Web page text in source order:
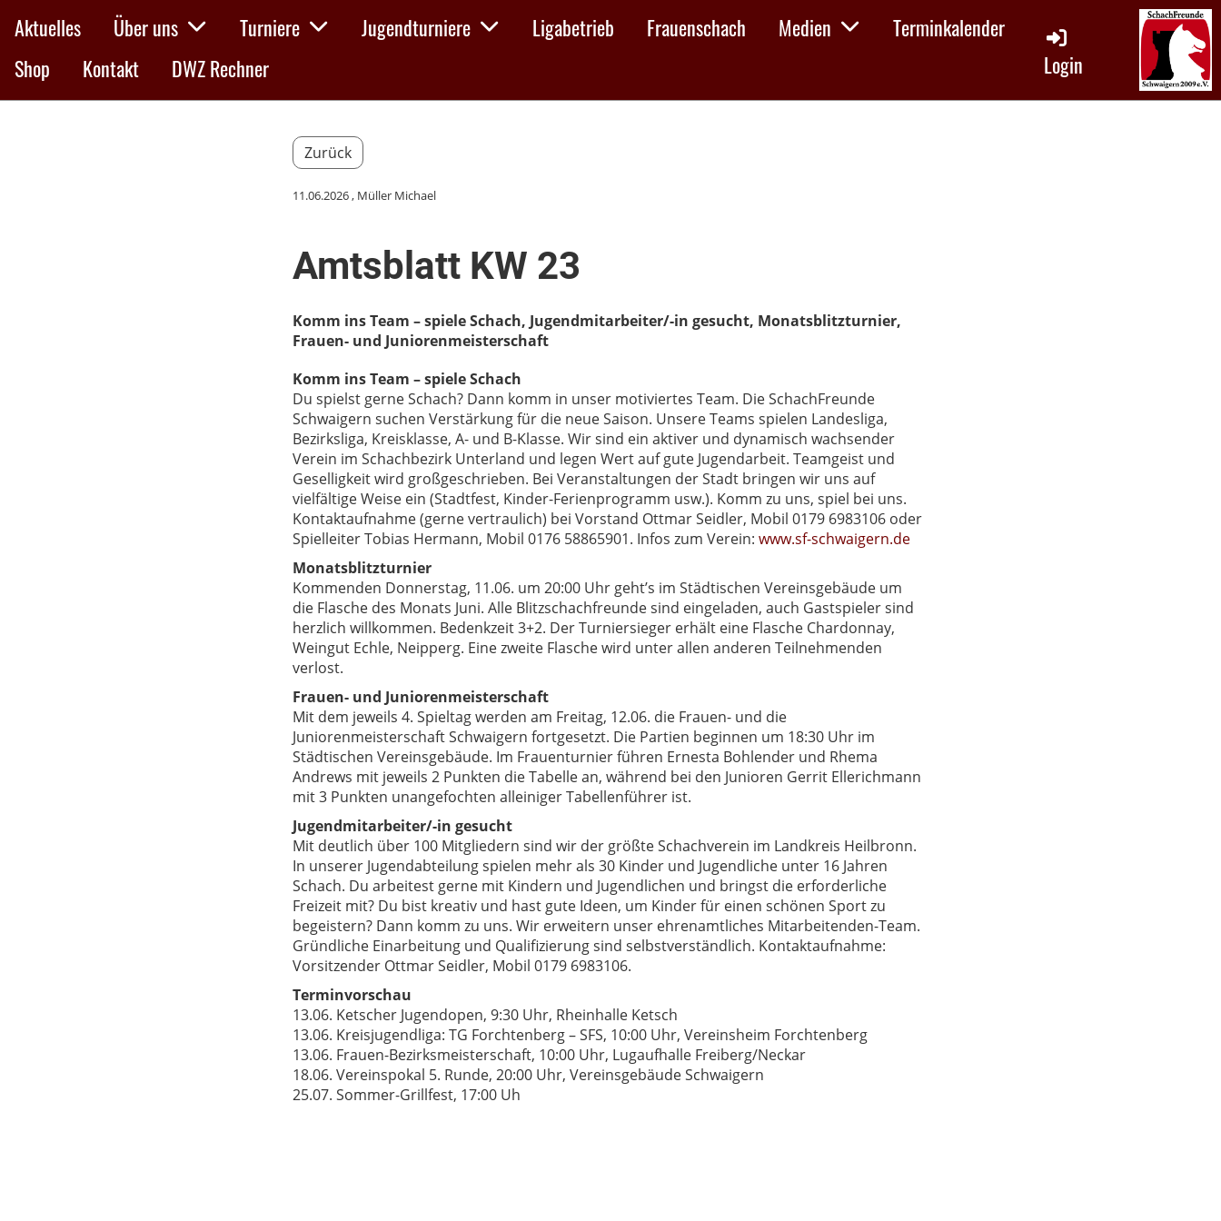
Aktuelles Über uns Turniere Jugendturniere Ligabetrieb Frauenschach Medien
Terminkalender
Shop
Kontakt DWZ Rechner Login
Zurück
11.06.2026, Müller Michael
Amtsblatt KW 23
Komm ins Team – spiele Schach, Jugendmitarbeiter/-in gesucht, Monatsblitzturnier,
Frauen- und Juniorenmeisterschaft
Komm ins Team – spiele Schach
Du spielst gerne Schach? Dann komm in unser motiviertes Team. Die SchachFreunde
Schwaigern suchen Verstärkung für die neue Saison. Unsere Teams spielen Landesliga,
Bezirksliga, Kreisklasse, A- und B-Klasse. Wir sind ein aktiver und dynamisch wachsender
Verein im Schachbezirk Unterland und legen Wert auf gute Jugendarbeit. Teamgeist und
Geselligkeit wird großgeschrieben. Bei Veranstaltungen der Stadt bringen wir uns auf
vielfältige Weise ein (Stadtfest, Kinder-Ferienprogramm usw.). Komm zu uns, spiel bei uns.
Kontaktaufnahme (gerne vertraulich) bei Vorstand Ottmar Seidler, Mobil 0179 6983106 oder
Spielleiter Tobias Hermann, Mobil 0176 58865901. Infos zum Verein: www.sf-schwaigern.de
Monatsblitzturnier
Kommenden Donnerstag, 11.06. um 20:00 Uhr geht’s im Städtischen Vereinsgebäude um
die Flasche des Monats Juni. Alle Blitzschachfreunde sind eingeladen, auch Gastspieler sind
herzlich willkommen. Bedenkzeit 3+2. Der Turniersieger erhält eine Flasche Chardonnay,
Weingut Echle, Neipperg. Eine zweite Flasche wird unter allen anderen Teilnehmenden
verlost.
Frauen- und Juniorenmeisterschaft
Mit dem jeweils 4. Spieltag werden am Freitag, 12.06. die Frauen- und die
Juniorenmeisterschaft Schwaigern fortgesetzt. Die Partien beginnen um 18:30 Uhr im
Städtischen Vereinsgebäude. Im Frauenturnier führen Ernesta Bohlender und Rhema
Andrews mit jeweils 2 Punkten die Tabelle an, während bei den Junioren Gerrit Ellerichmann
mit 3 Punkten unangefochten alleiniger Tabellenführer ist.
Jugendmitarbeiter/-in gesucht
Mit deutlich über 100 Mitgliedern sind wir der größte Schachverein im Landkreis Heilbronn.
In unserer Jugendabteilung spielen mehr als 30 Kinder und Jugendliche unter 16 Jahren
Schach. Du arbeitest gerne mit Kindern und Jugendlichen und bringst die erforderliche
Freizeit mit? Du bist kreativ und hast gute Ideen, um Kinder für einen schönen Sport zu
begeistern? Dann komm zu uns. Wir erweitern unser ehrenamtliches Mitarbeitenden-Team.
Gründliche Einarbeitung und Qualifizierung sind selbstverständlich. Kontaktaufnahme:
Vorsitzender Ottmar Seidler, Mobil 0179 6983106.
Terminvorschau
13.06. Ketscher Jugendopen, 9:30 Uhr, Rheinhalle Ketsch
13.06. Kreisjugendliga: TG Forchtenberg – SFS, 10:00 Uhr, Vereinsheim Forchtenberg
13.06. Frauen-Bezirksmeisterschaft, 10:00 Uhr, Lugaufhalle Freiberg/Neckar
18.06. Vereinspokal 5. Runde, 20:00 Uhr, Vereinsgebäude Schwaigern
25.07. Sommer-Grillfest, 17:00 Uh